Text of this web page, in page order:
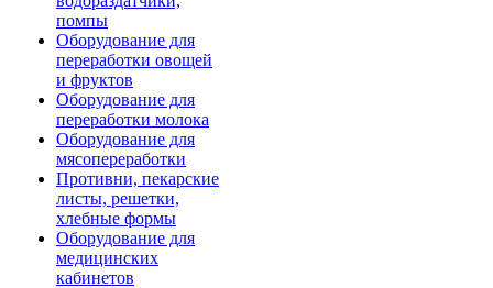
помпы
Оборудование для
переработки овощей
и фруктов
Оборудование для
переработки молока
Оборудование для
мясопереработки
Противни, пекарские
листы, решетки,
хлебные формы
Оборудование для
медицинских
кабинетов